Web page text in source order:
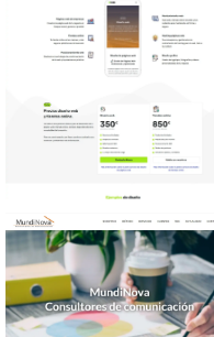
Diseño web Agencia web